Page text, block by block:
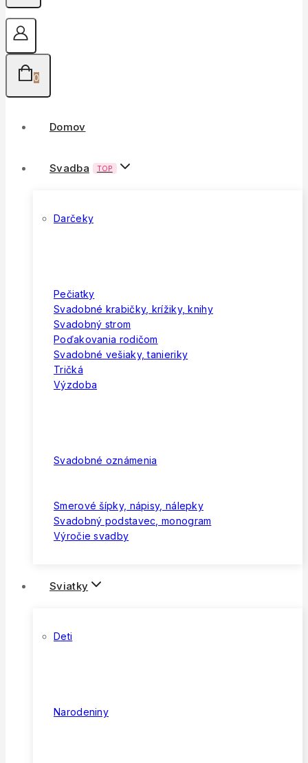
0
Domov
Svadba TOP
Darčeky
Pečiatky
Svadobné krabičky, krížiky, knihy
Svadobný strom
Poďakovania rodičom
Svadobné vešiaky, tanieriky
Tričká
Výzdoba
Svadobné oznámenia
Smerové šípky, nápisy, nálepky
Svadobný podstavec, monogram
Výročie svadby
Sviatky
Deti
Narodeniny